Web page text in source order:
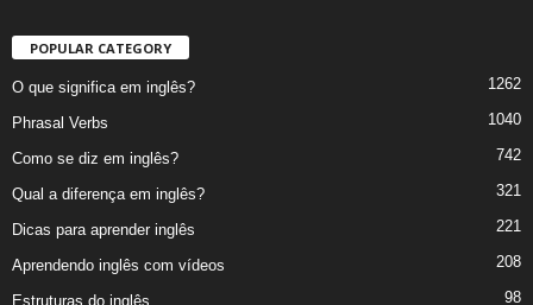
POPULAR CATEGORY
O que significa em inglês? 1262
Phrasal Verbs 1040
Como se diz em inglês? 742
Qual a diferença em inglês? 321
Dicas para aprender inglês 221
Aprendendo inglês com vídeos 208
Estruturas do inglês 98